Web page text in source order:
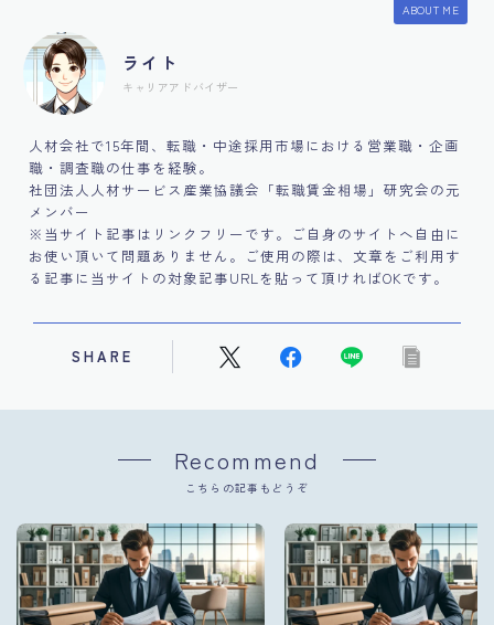
ABOUT ME
ライト
キャリアアドバイザー
人材会社で15年間、転職・中途採用市場における営業職・企画
職・調査職の仕事を経験。
社団法人人材サービス産業協議会「転職賃金相場」研究会の元
メンバー
※当サイト記事はリンクフリーです。ご自身のサイトへ自由に
お使い頂いて問題ありません。ご使用の際は、文章をご利用す
る記事に当サイトの対象記事URLを貼って頂ければOKです。
SHARE
Recommend
こちらの記事もどうぞ